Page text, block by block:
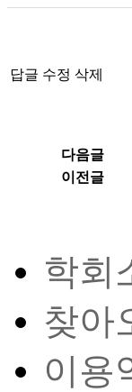
답글 수정 삭제
다음글
이전글
학회
찾아
이용